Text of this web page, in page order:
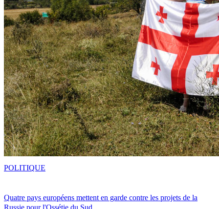
Quatre pays européens mettent en garde contre les projets de la
Russie pour l'Ossétie du Sud
POLITIQUE